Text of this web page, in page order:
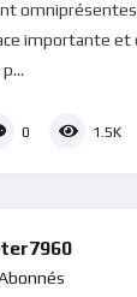
omniprésentes
importante
0 1.5K